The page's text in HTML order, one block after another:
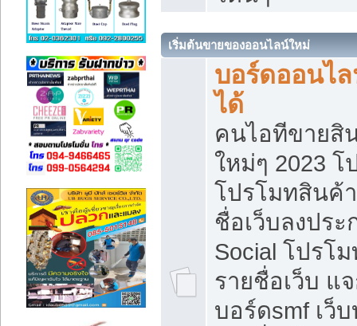
เริ่มต้นขายของออนไลน์ใหม่
บอร์ดออนไ
ได้
คนไอทีขายสิ
ใหม่ๆ 2023
โปรโมทสินค้
ชื่อเว็บลงปร
Social โปรโ
รายชื่อเว็บ แ
บอร์ดsmf เว็